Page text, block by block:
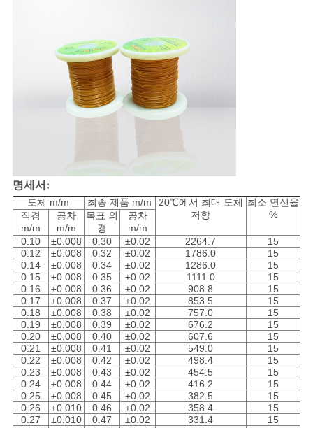
POLICY
명세서:
도체 m/m 최종 제품 m/m
20℃에서 최대 도체
저항
최소 연신율
%
직경
m/m
공차
m/m
목표 외
경
공차
m/m
0.10
±0.008 0.30 ±0.02 2264.7
15
0.12
±0.008 0.32 ±0.02 1786.0
15
0.14
±0.008 0.34 ±0.02 1286.0
15
0.15
±0.008 0.35 ±0.02 1111.0
15
0.16
±0.008 0.36 ±0.02 908.8
15
0.17
±0.008 0.37 ±0.02 853.5
15
0.18
±0.008 0.38 ±0.02 757.0
15
0.19
±0.008 0.39 ±0.02 676.2
15
0.20
±0.008 0.40 ±0.02 607.6
15
0.21
±0.008 0.41 ±0.02 549.0
15
0.22
±0.008 0.42 ±0.02 498.4
15
0.23
±0.008 0.43 ±0.02 454.5
15
0.24
±0.008 0.44 ±0.02 416.2
15
0.25
±0.008 0.45 ±0.02 382.5
15
0.26
±0.010 0.46 ±0.02 358.4
15
0.27
±0.010 0.47 ±0.02 331.4
15